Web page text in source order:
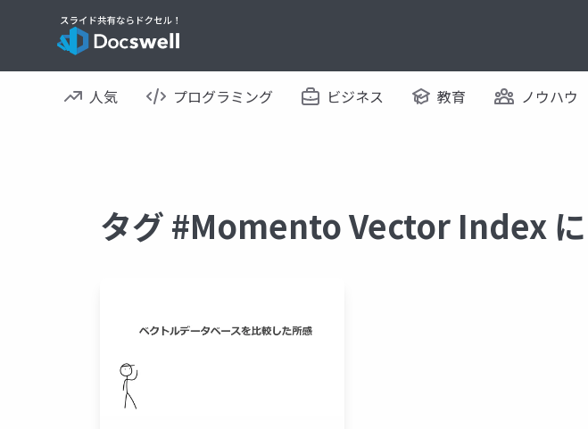
人気 プログラミング ビジネス 教育 ノウハウ
タグ #Momento Vector Index